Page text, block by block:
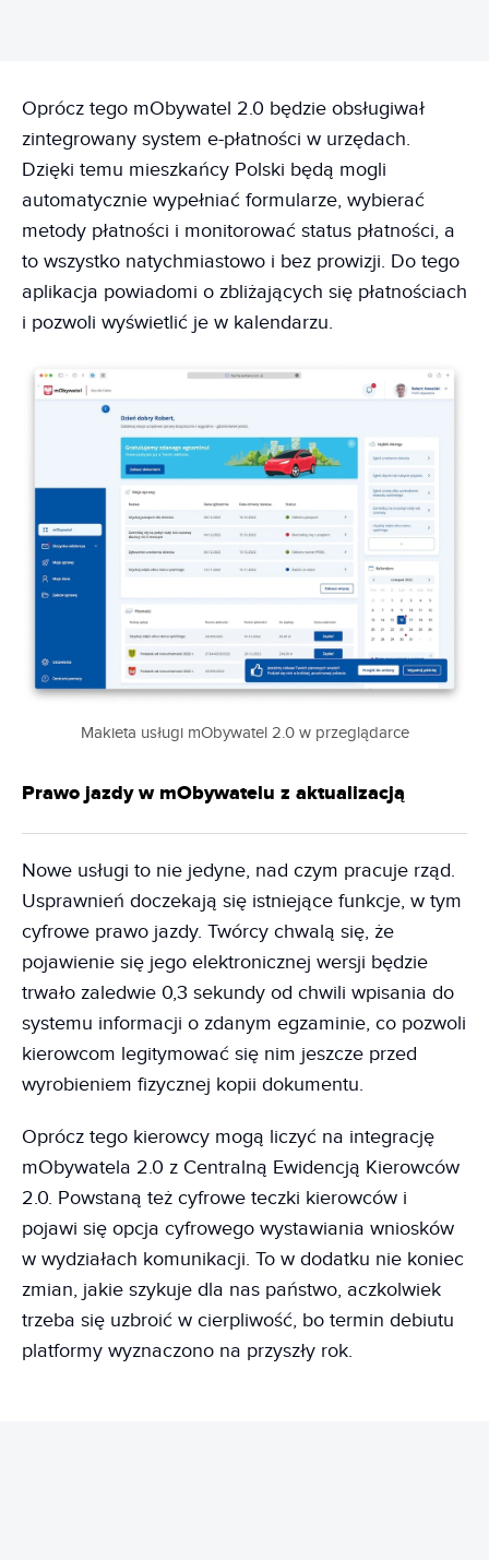
Oprócz tego mObywatel 2.0 będzie obsługiwał
zintegrowany system e-płatności w urzędach.
Dzięki temu mieszkańcy Polski będą mogli
automatycznie wypełniać formularze, wybierać
metody płatności i monitorować status płatności, a
to wszystko natychmiastowo i bez prowizji. Do tego
aplikacja powiadomi o zbliżających się płatnościach
i pozwoli wyświetlić je w kalendarzu.
Makieta usługi mObywatel 2.0 w przeglądarce
Prawo jazdy w mObywatelu z aktualizacją
Nowe usługi to nie jedyne, nad czym pracuje rząd.
Usprawnień doczekają się istniejące funkcje, w tym
cyfrowe prawo jazdy. Twórcy chwalą się, że
pojawienie się jego elektronicznej wersji będzie
trwało zaledwie 0,3 sekundy od chwili wpisania do
systemu informacji o zdanym egzaminie, co pozwoli
kierowcom legitymować się nim jeszcze przed
wyrobieniem fizycznej kopii dokumentu.
Oprócz tego kierowcy mogą liczyć na integrację
mObywatela 2.0 z Centralną Ewidencją Kierowców
2.0. Powstaną też cyfrowe teczki kierowców i
pojawi się opcja cyfrowego wystawiania wniosków
w wydziałach komunikacji. To w dodatku nie koniec
zmian, jakie szykuje dla nas państwo, aczkolwiek
trzeba się uzbroić w cierpliwość, bo termin debiutu
platformy wyznaczono na przyszły rok.